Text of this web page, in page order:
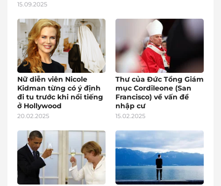
15.09.2025
Nữ diễn viên Nicole
Kidman từng có ý định
đi tu trước khi nổi tiếng
ở Hollywood
20.02.2025
Thư của Đức Tổng Giám
mục Cordileone (San
Francisco) về vấn đề
nhập cư
15.02.2025